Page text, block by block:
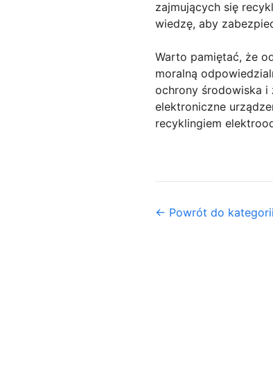
zajmujących się
wiedzę, aby
Warto pamiętać, że
moralną
ochrony środowiska i
elektroniczne
recyklingiem
← Powrót do